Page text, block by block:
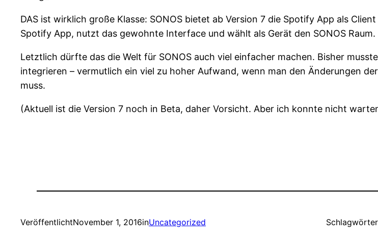
DAS ist wirklich große Klasse: SONOS bietet ab Version 7 die Spotify App als
Spotify App, nutzt das gewohnte Interface und wählt als Gerät den SONOS
Letztlich dürfte das die Welt für SONOS auch viel einfacher machen. Bisher
integrieren – vermutlich ein viel zu hoher Aufwand, wenn man den Änderungen
muss.
(Aktuell ist die Version 7 noch in Beta, daher Vorsicht. Aber ich konnte nicht
VeröffentlichtNovember 1, 2016inUncategorized